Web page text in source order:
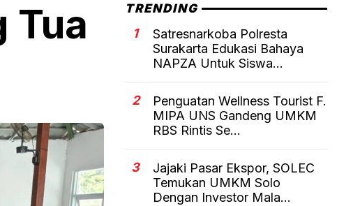
Tua
TRENDING
1
Satresnarkoba Polresta
Surakarta Edukasi Bahaya
NAPZA Untuk Siswa...
2
Penguatan Wellness Tourist F.
MIPA UNS Gandeng UMKM
RBS Rintis Se...
3
Jajaki Pasar Ekspor, SOLEC
Temukan UMKM Solo
Dengan Investor Mala...